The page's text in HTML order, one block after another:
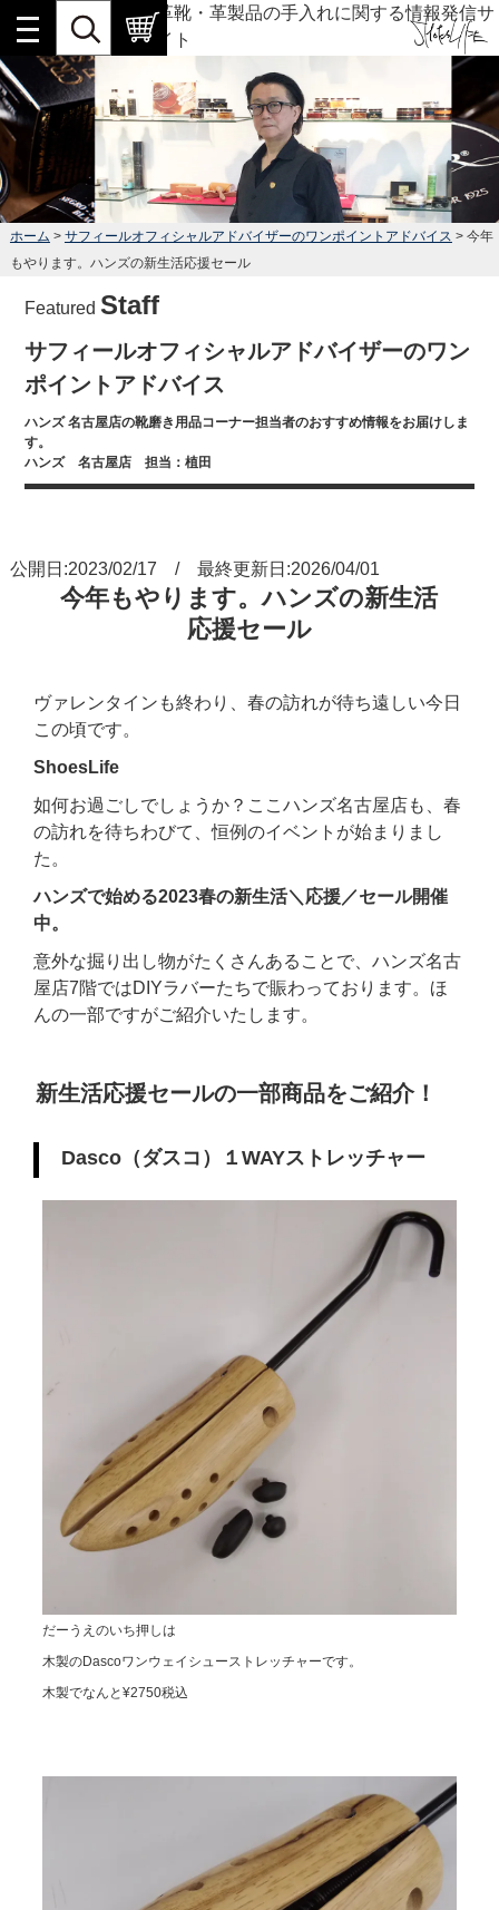
革靴・革製品の手入れに関する情報発信サ
イト
ホーム > サフィールオフィシャルアドバイザーのワンポイントアドバイス > 今年
もやります。ハンズの新生活応援セール
FeaturedStaff
サフィールオフィシャルアドバイザーのワン
ポイントアドバイス
ハンズ 名古屋店の靴磨き用品コーナー担当者のおすすめ情報をお届けしま
す。
ハンズ 名古屋店 担当：植田
公開日:2023/02/17 / 最終更新日:2026/04/01
今年もやります。ハンズの新生活
応援セール
ヴァレンタインも終わり、春の訪れが待ち遠しい今日
この頃です。
ShoesLife
如何お過ごしでしょうか？ここハンズ名古屋店も、春
の訪れを待ちわびて、恒例のイベントが始まりまし
た。
ハンズで始める2023春の新生活＼ 応援／セール開催
中。
意外な掘り出し物がたくさんあることで、ハンズ名古
屋店7階ではDIYラバーたちで賑わっております。ほ
んの一部ですがご紹介いたします。
新生活応援セールの一部商品をご紹介！
Dasco（ダスコ）１WAYストレッチャー
だーうえのいち押しは
木製のDascoワンウェイシューストレッチャーです。
木製でなんと¥2750税込